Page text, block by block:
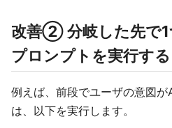
改善② 分岐した先で1
プロンプトを実行する
例えば、前段でユーザの意図
は、以下を実行します。